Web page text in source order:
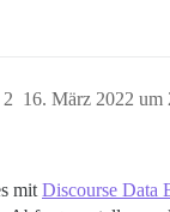
16. März 2022 um
2
mit Discourse Data